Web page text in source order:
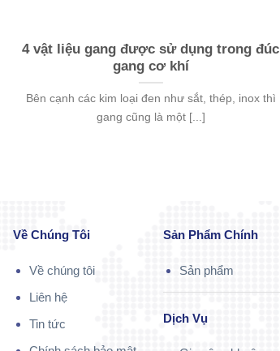
4 vật liệu gang được sử dụng trong đúc
gang cơ khí
Bên cạnh các kim loại đen như sắt, thép, inox thì
gang cũng là một [...]
Về Chúng Tôi
Về chúng tôi
Liên hệ
Tin tức
Sản Phẩm Chính
Sản phẩm
Dịch Vụ